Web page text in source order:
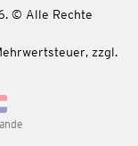
© Alle Rechte
zzgl.